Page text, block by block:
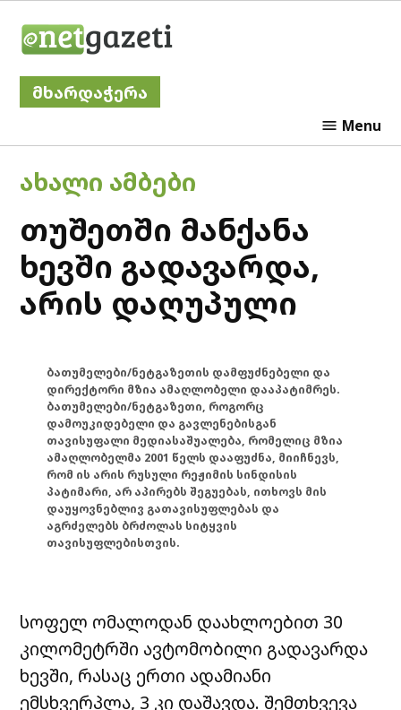
მხარდაჭერა
Menu
POSTED
ᲐᲮᲐᲚᲘ ᲐᲛᲑᲔᲑᲘ
თუშეთში მანქანა
ხევში გადავარდა,
არის დაღუპული
ბათუმელები/ნეტგაზეთის დამფუძნებელი და
დირექტორი მზია ამაღლობელი დააპატიმრეს.
ბათუმელები/ნეტგაზეთი, როგორც
დამოუკიდებელი და გავლენებისგან
თავისუფალი მედიასაშუალება, რომელიც მზია
ამაღლობელმა 2001 წელს დააფუძნა, მიიჩნევს,
რომ ის არის რუსული რეჟიმის სინდისის
პატიმარი, არ აპირებს შეგუებას, ითხოვს მის
დაუყოვნებლივ გათავისუფლებას და
აგრძელებს ბრძოლას სიტყვის
თავისუფლებისთვის.
სოფელ ომალოდან დაახლოებით 30
კილომეტრში ავტომობილი გადავარდა
ხევში, რასაც ერთი ადამიანი
ემსხვერპლა, 3 კი დაშავდა. შემთხვევა